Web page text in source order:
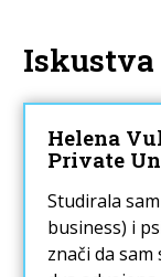
Helena
Private
Studirala
business) i
znači da